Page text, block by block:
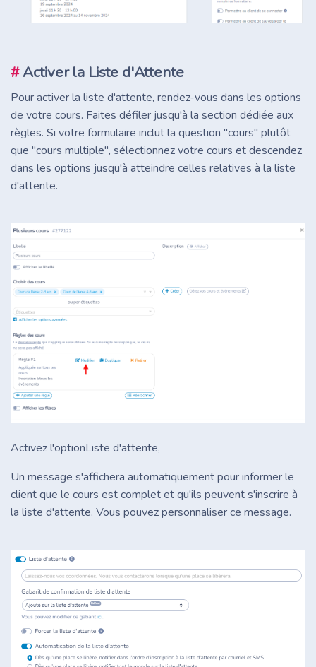
#Activer la Liste d'Attente
Pour activer la liste d'attente, rendez-vous dans les options
de votre cours. Faites défiler jusqu'à la section dédiée aux
règles. Si votre formulaire inclut la question ''cours'' plutôt
que ''cours multiple'', sélectionnez votre cours et descendez
dans les options jusqu'à atteindre celles relatives à la liste
d'attente.
Activez l'optionListe d'attente,
Un message s'affichera automatiquement pour informer le
client que le cours est complet et qu'ils peuvent s'inscrire à
la liste d'attente. Vous pouvez personnaliser ce message.